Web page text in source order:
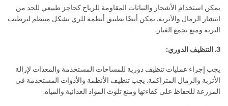
يمكن استخدام الأشجار والنباتات المقاومة للرياح كحاجز طبيعي للحد من
انتشار الرمال والأتربة. يمكن أيضًا تطبيق أنظمة للري بشكل منتظم لترطيب
التربة ومنع تجمع الغبار.
3. التنظيف الدوري:
يجب إجراء عمليات تنظيف دورية للمساحات المستخدمة والمعدات لإزالة
الأتربة والرمال المتراكمة. يجب تنظيف الأنظمة والأدوات المستخدمة في
المزرعة للحفاظ على كفاءتها ومنع تلوث المواد الغذائية والمياه.